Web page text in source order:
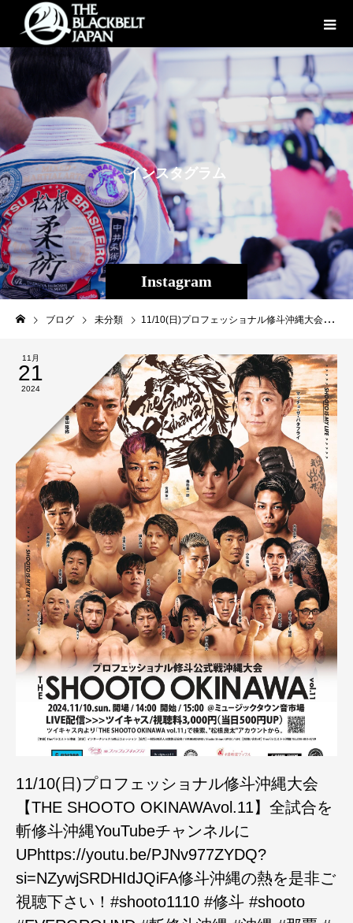
Instagram
インスタグラ ム
ブログ 未分類 11/10(日)プロフェッショナル修斗沖縄大会【THE SHOOTO OKINAWAvol.11】全試合を斬修斗沖縄YouTubeチャンネルにUPhttps://youtu.be/PJNv977ZYDQ?si=NZywjSRDHIdJQiFA修斗沖縄の熱を是非ご視聴下さい！#shooto1110 #修斗 #shooto #EVERGROUND #斬修斗沖縄 #沖縄 #那覇 #コザ #MMA #総合格闘技 #THEBLACKBELTJAPAN
11月
21
2024
11/10(日)プロフェッショナル修斗沖縄大会
【THE SHOOTO OKINAWAvol.11】全試合を
斬修斗沖縄YouTubeチャンネルに
UPhttps://youtu.be/PJNv977ZYDQ?
si=NZywjSRDHIdJQiFA修斗沖縄の熱を是非ご
視聴下さい！#shooto1110 #修斗 #shooto